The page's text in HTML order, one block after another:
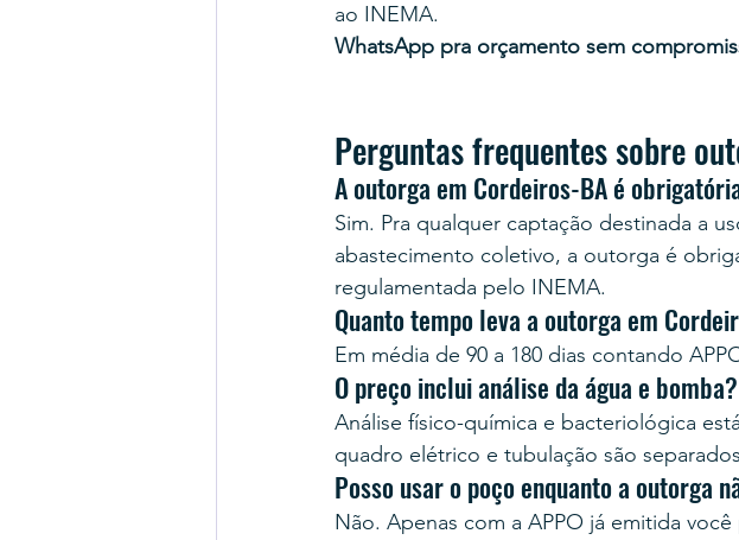
ao INEMA.
WhatsApp pra orçamento sem
Perguntas frequentes sobre
A outorga em Cordeiros-BA é
Sim. Pra qualquer captação destinada a
abastecimento coletivo, a outorga é
regulamentada pelo INEMA.
Quanto tempo leva a outorga em
Em média de 90 a 180 dias contando
O preço inclui análise da água e bomba?
Análise físico-química e bacteriológica
quadro elétrico e tubulação são
Posso usar o poço enquanto a outorga
Não. Apenas com a APPO já emitida